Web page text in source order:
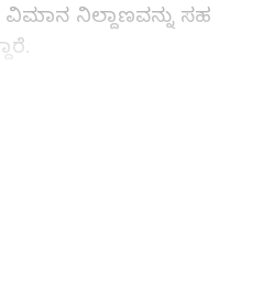
ನಿಲ್ದಾಣವನ್ನು ಸಹ